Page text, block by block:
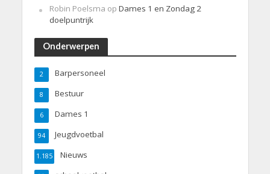
Robin Poelsma op Dames 1 en Zondag 2
doelpuntrijk
Onderwerpen
Barpersoneel
2
Bestuur
8
Dames 1
6
Jeugdvoetbal
94
Nieuws
1.185